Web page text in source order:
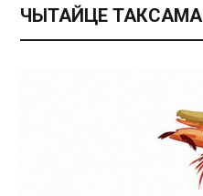
ЧЫТАЙЦЕ ТАКСАМА